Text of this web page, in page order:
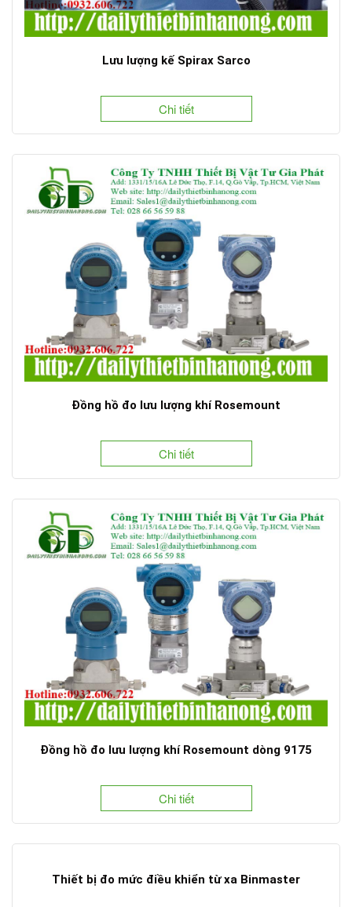
Lưu lượng kế Spirax Sarco
Chi tiết
Đồng hồ đo lưu lượng khí Rosemount
Chi tiết
Đồng hồ đo lưu lượng khí Rosemount dòng 9175
Chi tiết
Thiết bị đo mức điều khiển từ xa Binmaster